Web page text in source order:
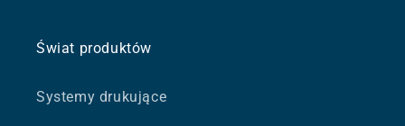
Świat produktów
Systemy drukujące